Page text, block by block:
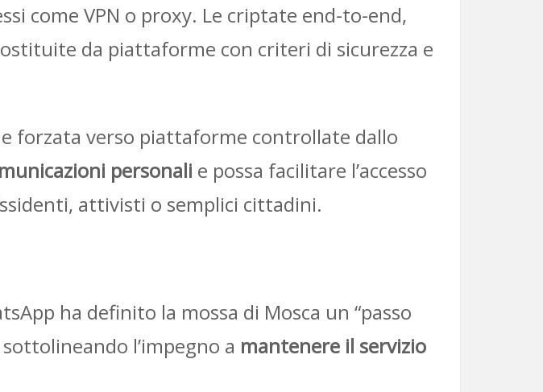
come VPN o proxy. Le criptate end-to-end,
da piattaforme con criteri di sicurezza e
forzata verso piattaforme controllate dallo
personali e possa facilitare l’accesso
attivisti o semplici cittadini.
ha definito la mossa di Mosca un “passo
l’impegno a mantenere il servizio